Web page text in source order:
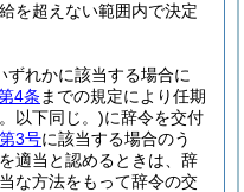
を超えない範囲内で決定
ずれかに該当する場合に
4条 までの規定により任期
以下同じ。)に辞令を交付
第3号に該当する場合のう
適当と認めるときは、辞
な方法をもって辞令の交